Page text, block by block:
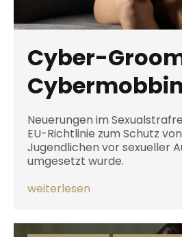
Cyber-
Neuerungen im
EU-Richtlinie zum Schutz
Jugendlichen vor sexueller
umgesetzt wurde.
weiterlesen